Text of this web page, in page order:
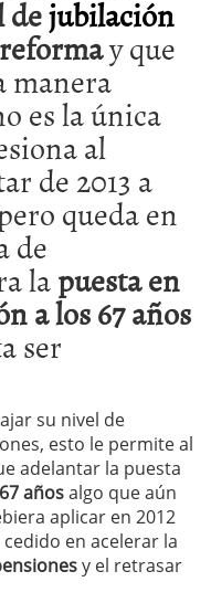
dejubilación
reformay que
manera
es la única
al
de 2013 a
queda en
de
lapuesta en
a los 67 años
ser
su nivel de
esto le permite al
adelantar la puesta
añosalgo que aún
aplicar en 2012
en acelerar la
y el retrasar